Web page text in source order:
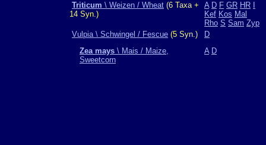
Triticum \ Weizen / Wheat (6 Taxa +
14 Syn.)
A D F GR HR
Kef Kos Mal
Rho S Sam Zyp
Vulpia \ Schwingel / Fescue (5 Syn.)
D
Zea mays \ Mais / Maize,
Sweetcorn
A D